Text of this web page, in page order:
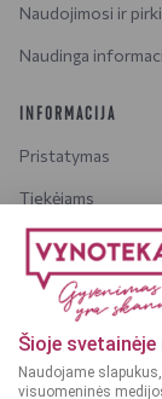
Šioje
Naudojame
visuomeninės
Naudojimosi ir
Naudinga
INFORMACIJA
Pristatymas
Tiekėjams
Karjera
Dažniausiai
Dėmesio!
kuriems yra